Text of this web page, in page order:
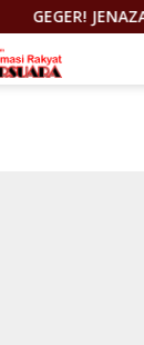
GEGER! JENAZAH